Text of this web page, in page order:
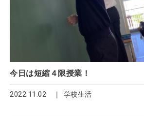
今日は短縮４限授業！
2022.11.02 学校生活